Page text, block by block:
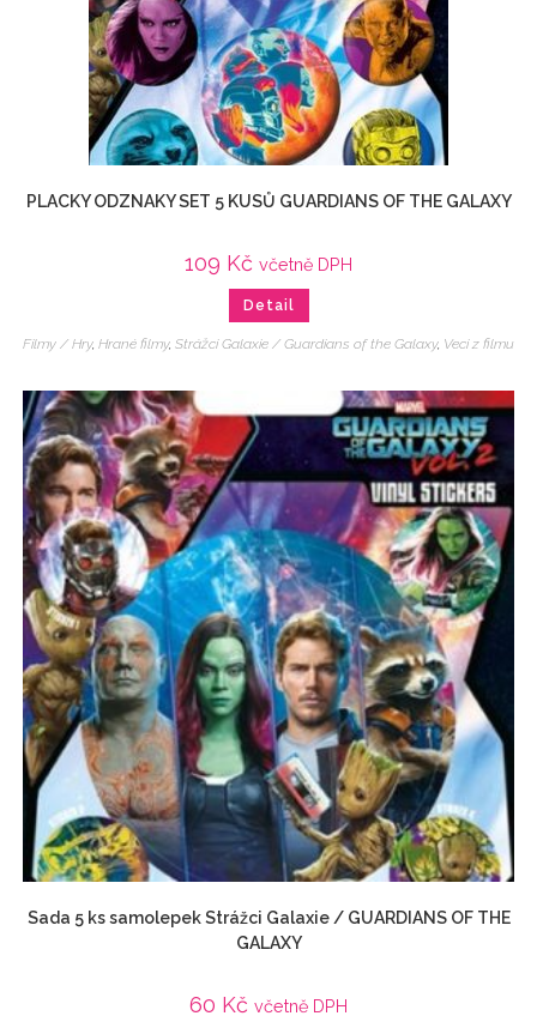
PLACKY ODZNAKY SET 5 KUSŮ GUARDIANS OF THE GALAXY
109 Kč včetně DPH
Detail
Filmy / Hry, Hrané filmy, Strážci Galaxie / Guardians of the Galaxy, Veci z filmu
Sada 5 ks samolepek Strážci Galaxie / GUARDIANS OF THE
GALAXY
60 Kč včetně DPH